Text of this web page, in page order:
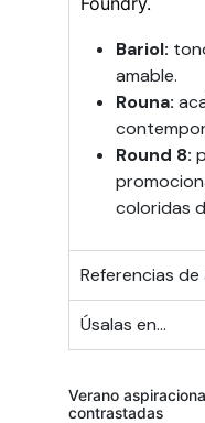
Bariol:
amable.
Rouna:
Round 8:
coloridas
Referencias
Úsalas en...
Verano
contrastadas